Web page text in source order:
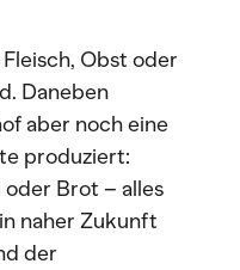
Obst oder
Daneben
aber noch eine
produziert:
Brot – alles
naher Zukunft
der